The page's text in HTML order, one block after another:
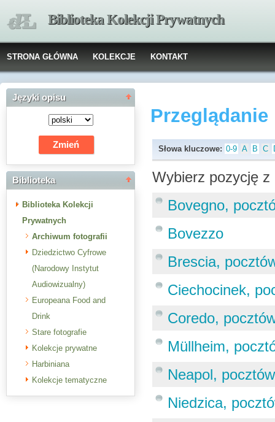
Biblioteka Kolekcji Prywatnych
STRONA GŁÓWNA KOLEKCJE KONTAKT
Języki opisu
Biblioteka
Biblioteka Kolekcji
Prywatnych
Archiwum fotografii
Dziedzictwo Cyfrowe
(Narodowy Instytut
Audiowizualny)
Europeana Food and
Drink
Stare fotografie
Kolekcje prywatne
Harbiniana
Kolekcje tematyczne
Słowa kluczowe: 0-9 A B C
Wybierz pozycję
Bovegno,
Bovezzo
Brescia,
Ciechocinek,
Coredo,
Müllheim,
Neapol,
Niedzica,